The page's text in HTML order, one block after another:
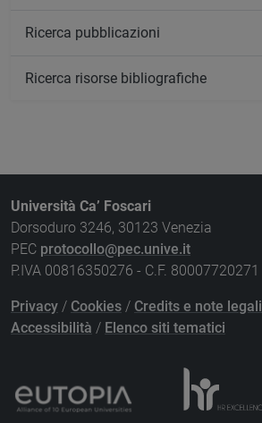
Ricerca pubblicazioni
Ricerca risorse bibliografiche
Università Ca’ Foscari
Dorsoduro 3246, 30123 Venezia
PEC protocollo@pec.unive.it
P.IVA 00816350276 - C.F. 80007720271
Privacy / Cookies / Credits e note legali
Accessibilità / Elenco siti tematici